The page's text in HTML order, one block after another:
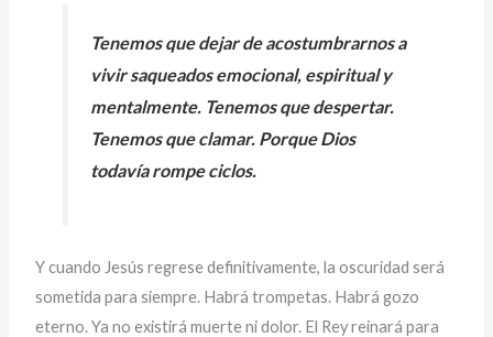
Tenemos que dejar de acostumbrarnos a
vivir saqueados emocional, espiritual y
mentalmente. Tenemos que despertar.
Tenemos que clamar. Porque Dios
todavía rompe ciclos.
Y cuando Jesús regrese definitivamente, la oscuridad será
sometida para siempre. Habrá trompetas. Habrá gozo
eterno. Ya no existirá muerte ni dolor. El Rey reinará para